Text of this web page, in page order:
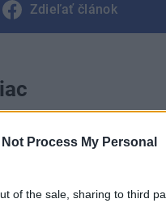
Not Process My Personal
of the sale, sharing to third
Zdieľať článok